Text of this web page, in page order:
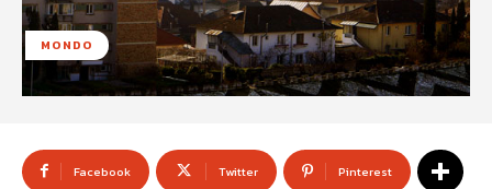
MONDO
Facebook Twitter Pinterest